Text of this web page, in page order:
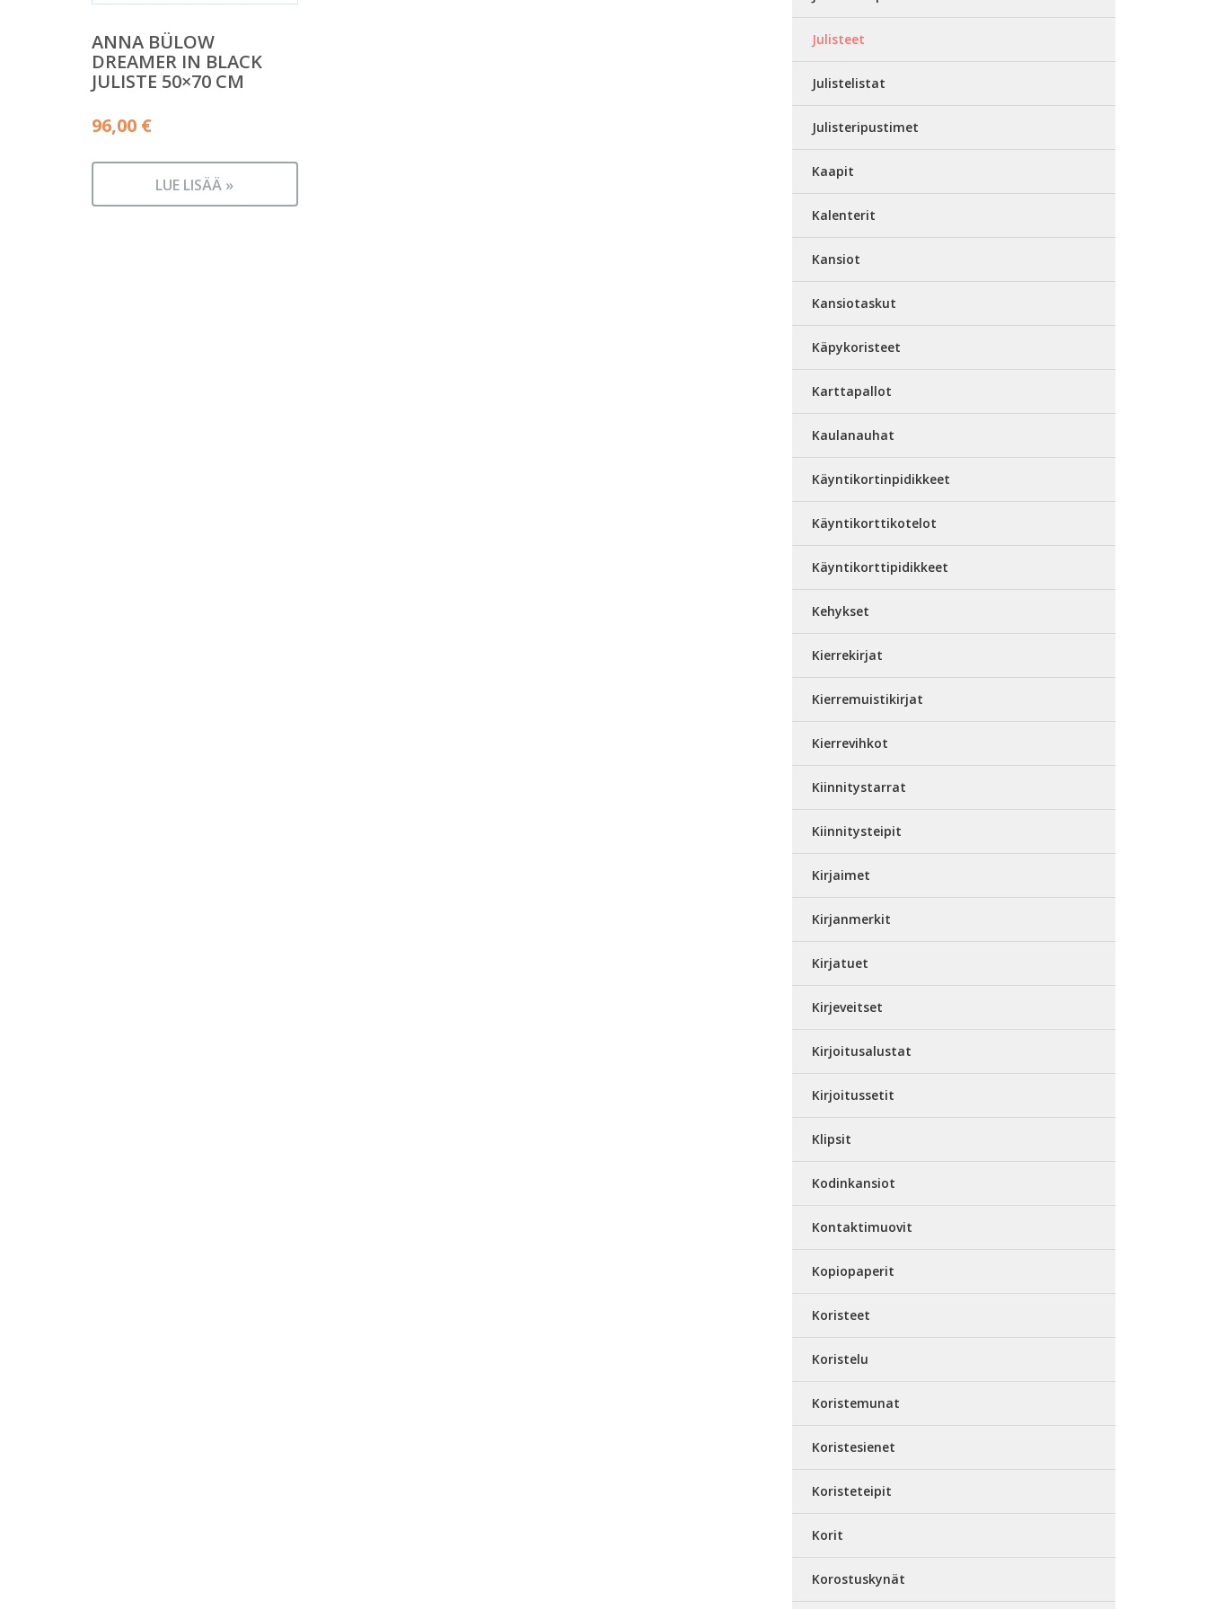
ANNA BÜLOW
DREAMER IN BLACK
JULISTE 50×70 CM
96,00 €
LUE LISÄÄ »
Julisteet
Julistelistat
Julisteripustimet
Kaapit
Kalenterit
Kansiot
Kansiotaskut
Käpykoristeet
Karttapallot
Kaulanauhat
Käyntikortinpidikkeet
Käyntikorttikotelot
Käyntikorttipidikkeet
Kehykset
Kierrekirjat
Kierremuistikirjat
Kierrevihkot
Kiinnitystarrat
Kiinnitysteipit
Kirjaimet
Kirjanmerkit
Kirjatuet
Kirjeveitset
Kirjoitusalustat
Kirjoitussetit
Klipsit
Kodinkansiot
Kontaktimuovit
Kopiopaperit
Koristeet
Koristelu
Koristemunat
Koristesienet
Koristeteipit
Korit
Korostuskynät